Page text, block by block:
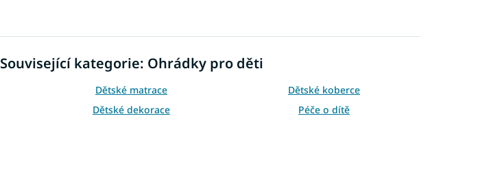
Související kategorie: Ohrádky pro děti
Dětské matrace
Dětské koberce
Dětské dekorace
Péče o dítě